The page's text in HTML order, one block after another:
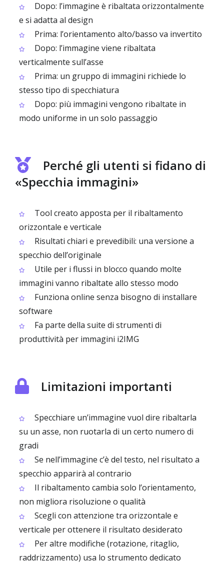
Dopo: l’immagine è ribaltata orizzontalmente
e si adatta al design
Prima: l’orientamento alto/basso va invertito
Dopo: l’immagine viene ribaltata
verticalmente sull’asse
Prima: un gruppo di immagini richiede lo
stesso tipo di specchiatura
Dopo: più immagini vengono ribaltate in
modo uniforme in un solo passaggio
Perché gli utenti si fidano di
«Specchia immagini»
Tool creato apposta per il ribaltamento
orizzontale e verticale
Risultati chiari e prevedibili: una versione a
specchio dell’originale
Utile per i flussi in blocco quando molte
immagini vanno ribaltate allo stesso modo
Funziona online senza bisogno di installare
software
Fa parte della suite di strumenti di
produttività per immagini i2IMG
Limitazioni importanti
Specchiare un’immagine vuol dire ribaltarla
su un asse, non ruotarla di un certo numero di
gradi
Se nell’immagine c’è del testo, nel risultato a
specchio apparirà al contrario
Il ribaltamento cambia solo l’orientamento,
non migliora risoluzione o qualità
Scegli con attenzione tra orizzontale e
verticale per ottenere il risultato desiderato
Per altre modifiche (rotazione, ritaglio,
raddrizzamento) usa lo strumento dedicato